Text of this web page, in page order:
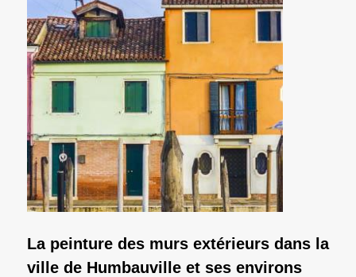
La peinture des murs extérieurs dans la
ville de Humbauville et ses environs